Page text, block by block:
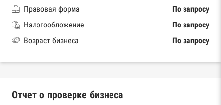
Правовая форма
По запросу
Налогообложение
По запросу
Возраст бизнеса
По запросу
Отчет о проверке бизнеса